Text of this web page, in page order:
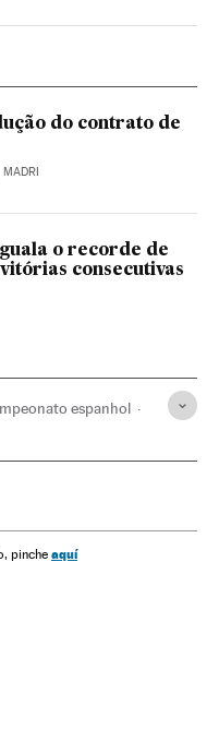
Facebook
do contrato de
| MADRI
o recorde de
consecutivas
espanhol
pinche aquí